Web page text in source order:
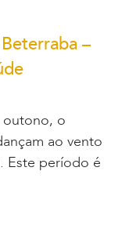
–
outono, o
ao vento
Este período é